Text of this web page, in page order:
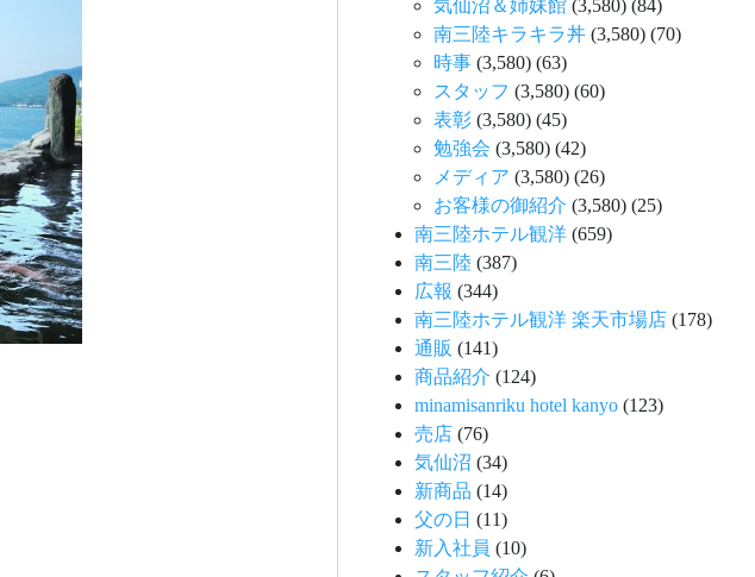
気仙沼＆姉妹館 (3,580) (84)
南三陸キラキラ丼 (3,580) (70)
時事 (3,580) (63)
スタッフ (3,580) (60)
表彰 (3,580) (45)
勉強会 (3,580) (42)
メディア (3,580) (26)
お客様の御紹介 (3,580) (25)
南三陸ホテル観洋 (659)
南三陸 (387)
広報 (344)
南三陸ホテル観洋 楽天市場店 (178)
通販 (141)
商品紹介 (124)
minamisanriku hotel kanyo (123)
売店 (76)
気仙沼 (34)
新商品 (14)
父の日 (11)
新入社員 (10)